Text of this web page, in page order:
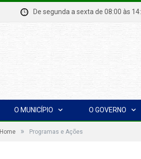
De segunda a sexta de 08:00
O MUNICÍPIO O GOVERNO
Home » Programas e Ações